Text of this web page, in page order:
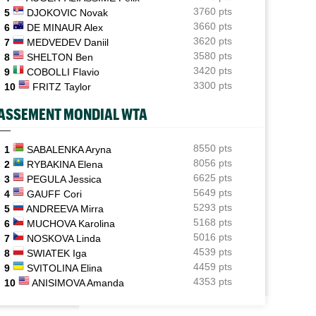
ATP - Montréal
Gaël Monfils : ses adieux à Montréal après un dernier
combat
09:59
ATP - Montréal
Zverev, Medvedev et Fritz : hécatombe chez les
ATP - Montréal
Coup dur à domicile pour Auger-Aliassime, Droguet
saisit sa chance
08:45
WTA - Toronto
Iga Swiatek change son jeu : "Je fais trop de choses
trop vite..."
5
DJOKOVIC Novak
3760 pts
6
DE MINAUR Alex
3660 pts
7
MEDVEDEV Daniil
3620 pts
8
SHELTON Ben
3580 pts
9
COBOLLI Flavio
3420 pts
10
FRITZ Taylor 3300 pts
MONDIAL WTA
1 SABALENKA Aryna
8550 pts
2
RYBAKINA Elena
8056 pts
3
PEGULA Jessica
6625 pts
4
GAUFF Cori
5649 pts
5
ANDREEVA Mirra
5293 pts
6
MUCHOVA Karolina
5168 pts
7
NOSKOVA Linda
5016 pts
8
SWIATEK Iga
4539 pts
9
SVITOLINA Elina
4459 pts
10
ANISIMOVA Amanda 4353 pts